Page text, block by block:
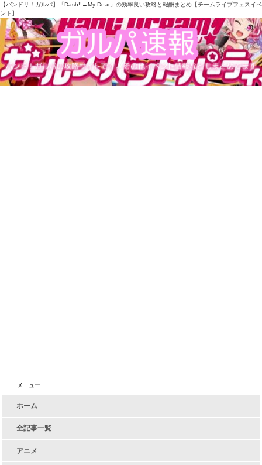
【バンドリ！ガルパ】「Dash!!→My Dear」の効率良い攻略と報酬まとめ【チームライブフェスイベ
ント】
メニュー
ホーム
全記事一覧
アニメ